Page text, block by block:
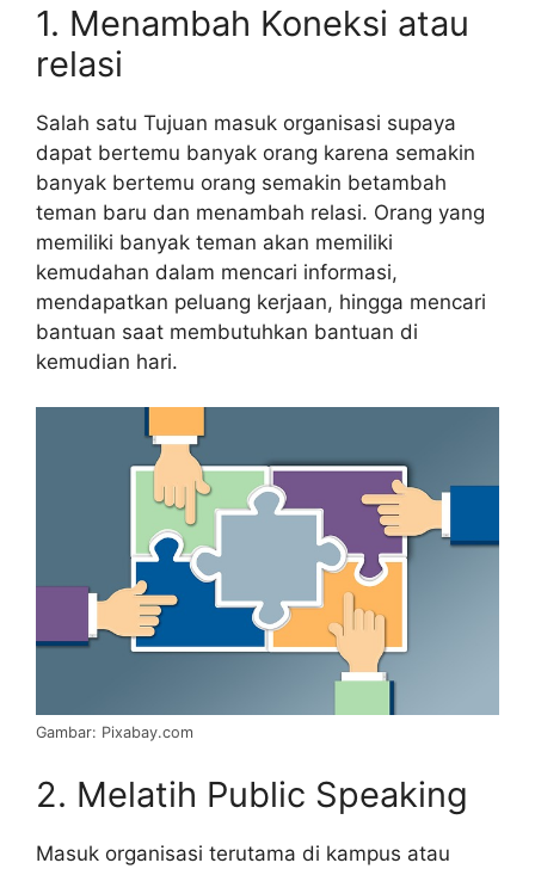
1. Menambah Koneksi atau
relasi
Salah satu Tujuan masuk organisasi supaya
dapat bertemu banyak orang karena semakin
banyak bertemu orang semakin betambah
teman baru dan menambah relasi. Orang yang
memiliki banyak teman akan memiliki
kemudahan dalam mencari informasi,
mendapatkan peluang kerjaan, hingga mencari
bantuan saat membutuhkan bantuan di
kemudian hari.
Gambar: Pixabay.com
2. Melatih Public Speaking
Masuk organisasi terutama di kampus atau